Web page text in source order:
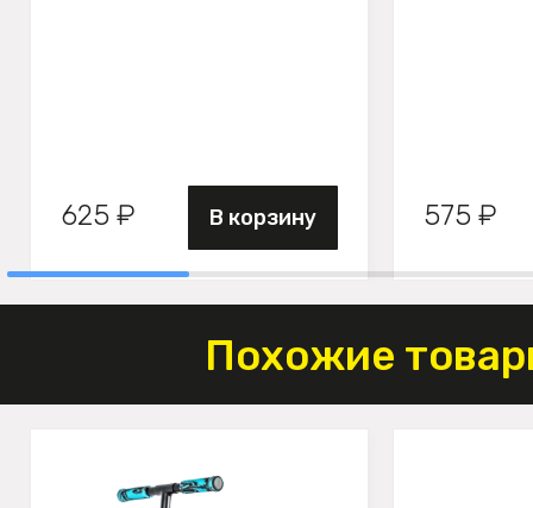
625 ₽ В корзину 575 ₽
Похожие